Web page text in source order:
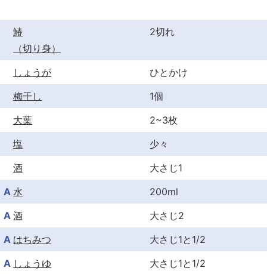
鰆
（切り身）
2切れ
しょうが
ひとかけ
梅干し
1個
大葉
2~3枚
塩
少々
酒
大さじ1
A 水
200ml
A 酒
大さじ2
A はちみつ
大さじ1と1/2
A しょうゆ 大さじ1と1/2